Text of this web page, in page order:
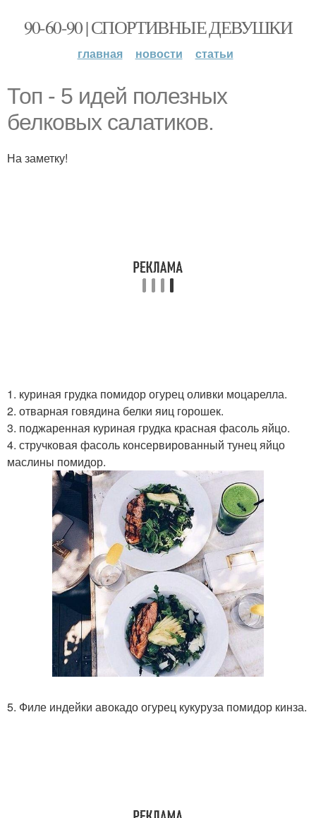
90-60-90 | СПОРТИВНЫЕ ДЕВУШКИ
главная новости статьи
Топ - 5 идей полезных
белковых салатиков.
На заметку!
1. куриная грудка помидор огурец оливки моцарелла.
2. отварная говядина белки яиц горошек.
3. поджаренная куриная грудка красная фасоль яйцо.
4. стручковая фасоль консервированный тунец яйцо
маслины помидор.
5. Филе индейки авокадо огурец кукуруза помидор кинза.